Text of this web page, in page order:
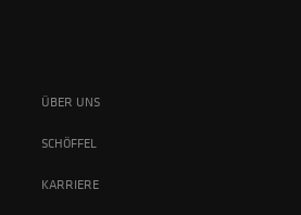
ÜBER UNS
SCHÖFFEL
KARRIERE